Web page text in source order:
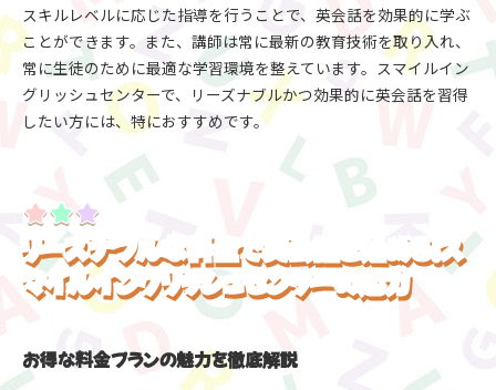
スキルレベルに応じた指導を行うことで、英会話を効果的に学ぶ
ことができます。また、講師は常に最新の教育技術を取り入れ、
常に生徒のために最適な学習環境を整えています。スマイルイン
グリッシュセンターで、リーズナブルかつ効果的に英会話を習得
したい方には、特におすすめです。
リーズナブルな料金で英会話を始める！ス
マイルイングリッシュセンターの魅力
お得な料金プランの魅力を徹底解説